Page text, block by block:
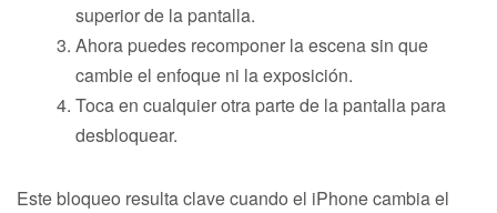
superior de la pantalla.
Ahora puedes recomponer la escena sin que
cambie el enfoque ni la exposición.
Toca en cualquier otra parte de la pantalla para
desbloquear.
Este bloqueo resulta clave cuando el iPhone cambia el